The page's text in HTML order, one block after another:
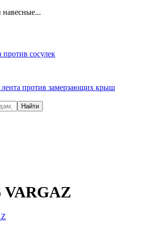
сосулек
против замерзающих крыш